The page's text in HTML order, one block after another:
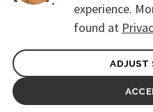
experience.
found at
ADJUST
General terms of contract for
Protection of personal data
© 2026. CoreEvent